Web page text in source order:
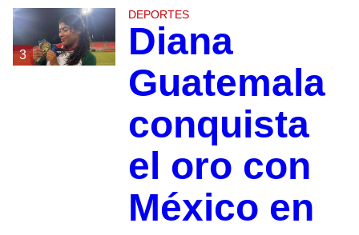
3
DEPORTES
Diana
Guatemala
conquista
el oro con
México en